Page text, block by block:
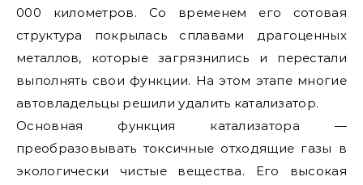
000 километров. Со временем его сотовая
структура покрылась сплавами драгоценных
металлов, которые загрязнились и перестали
выполнять свои функции. На этом этапе многие
автовладельцы решили удалить катализатор.
Основная функция катализатора —
преобразовывать токсичные отходящие газы в
экологически чистые вещества. Его высокая